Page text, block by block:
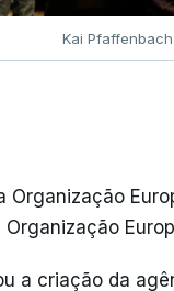
Kai
Organização
a criação da